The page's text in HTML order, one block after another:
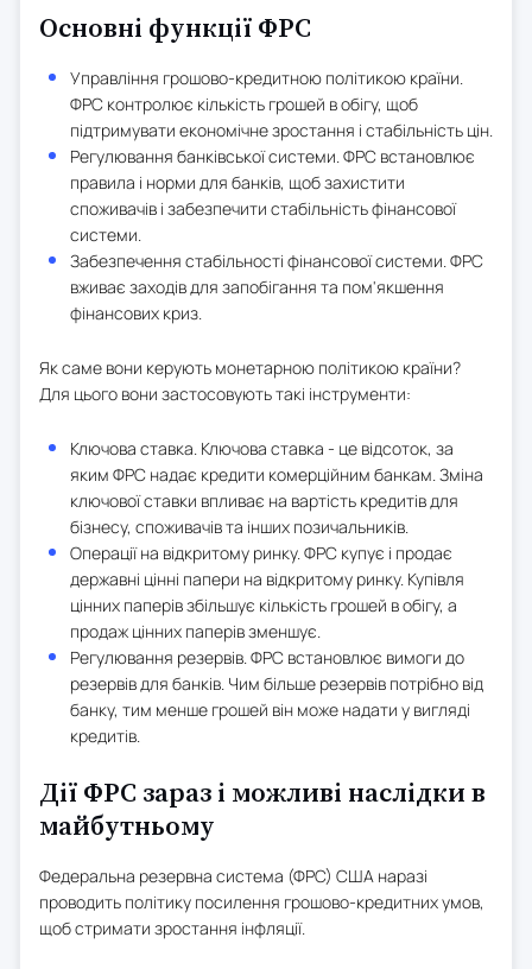
Основні функції ФРС
Управління грошово-кредитною політикою країни.
ФРС контролює кількість грошей в обігу, щоб
підтримувати економічне зростання і стабільність цін.
Регулювання банківської системи. ФРС встановлює
правила і норми для банків, щоб захистити
споживачів і забезпечити стабільність фінансової
системи.
Забезпечення стабільності фінансової системи. ФРС
вживає заходів для запобігання та пом'якшення
фінансових криз.
Як саме вони керують монетарною політикою країни?
Для цього вони застосовують такі інструменти:
Ключова ставка. Ключова ставка - це відсоток, за
яким ФРС надає кредити комерційним банкам. Зміна
ключової ставки впливає на вартість кредитів для
бізнесу, споживачів та інших позичальників.
Операції на відкритому ринку. ФРС купує і продає
державні цінні папери на відкритому ринку. Купівля
цінних паперів збільшує кількість грошей в обігу, а
продаж цінних паперів зменшує.
Регулювання резервів. ФРС встановлює вимоги до
резервів для банків. Чим більше резервів потрібно від
банку, тим менше грошей він може надати у вигляді
кредитів.
Дії ФРС зараз і можливі наслідки в
майбутньому
Федеральна резервна система (ФРС) США наразі
проводить політику посилення грошово-кредитних умов,
щоб стримати зростання інфляції.